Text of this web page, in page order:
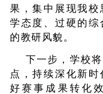
果，集中展现我
学态度、过硬的综
的教研风貌。
下一步，学校
点，持续深化新
好赛事成果转化